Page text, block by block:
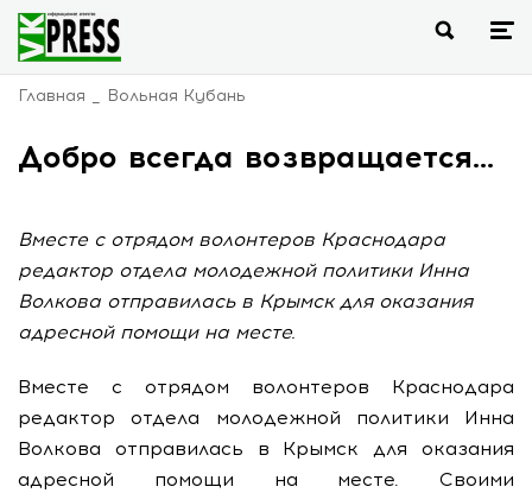
Главная Вольная Кубань
Добро всегда возвращается...
Вместе с отрядом волонтеров Краснодара
редактор отдела молодежной политики Инна
Волкова отправилась в Крымск для оказания
адресной помощи на месте.
Вместе с отрядом волонтеров Краснодара
редактор отдела молодежной политики Инна
Волкова отправилась в Крымск для оказания
адресной помощи на месте. Своими